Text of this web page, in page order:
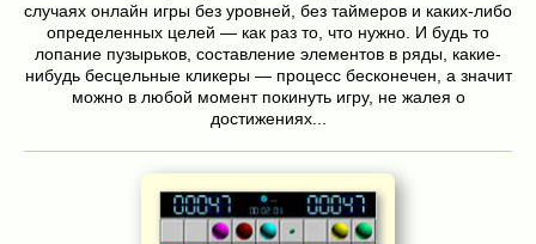
случаях онлайн игры без уровней, без таймеров и каких-либо
определенных целей — как раз то, что нужно. И будь то
лопание пузырьков, составление элементов в ряды, какие-
нибудь бесцельные кликеры — процесс бесконечен, а значит
можно в любой момент покинуть игру, не жалея о
достижениях...